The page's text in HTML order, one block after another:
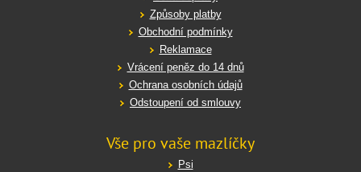
Způsoby platby
Obchodní podmínky
Reklamace
Vrácení peněz do 14 dnů
Ochrana osobních údajů
Odstoupení od smlouvy
Vše pro vaše mazlíčky
Psi